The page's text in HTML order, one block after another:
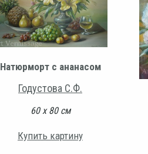
Натюрморт с ананасом
Годустова С.Ф.
60 х 80 см
Купить картину